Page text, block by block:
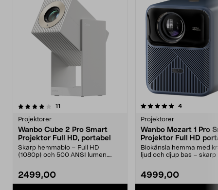
11
Projektorer
Wanbo Cube 2 Pro Smart
Projektor Full HD, portabel
Skarp hemmabio – Full HD
(1080p) och 500 ANSI lumen.
2499,00
5.0 av 5 stjärnor 4recensioner
Projektorer
Wanbo Mozart 1 Pro
Projektor Full HD
2025
Biokänsla hemma med
ljud och djup bas – skarp
4999,00
4.0 av 5 stjärnor